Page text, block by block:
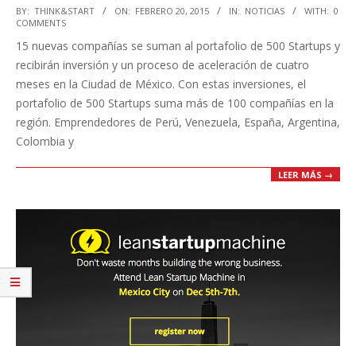
2015-
02-
20
BY: THINK&START ON: FEBRERO 20, 2015 IN: NOTICIAS WITH: 0
COMMENTS
15 nuevas compañías se suman al portafolio de 500 Startups y
recibirán inversión y un proceso de aceleración de cuatro
meses en la Ciudad de México. Con estas inversiones, el
portafolio de 500 Startups suma más de 100 compañías en la
región. Emprendedores de Perú, Venezuela, España, Argentina,
Colombia y
LEER MÁS →